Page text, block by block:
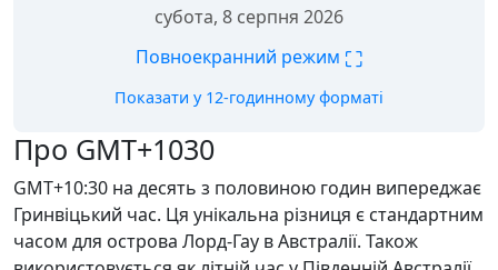
субота, 8 серпня 2026
Повноекранний режим ⛶
Показати у 12-годинному форматі
Про GMT+1030
GMT+10:30 на десять з половиною годин випереджає
Гринвіцький час. Ця унікальна різниця є стандартним
часом для острова Лорд-Гау в Австралії. Також